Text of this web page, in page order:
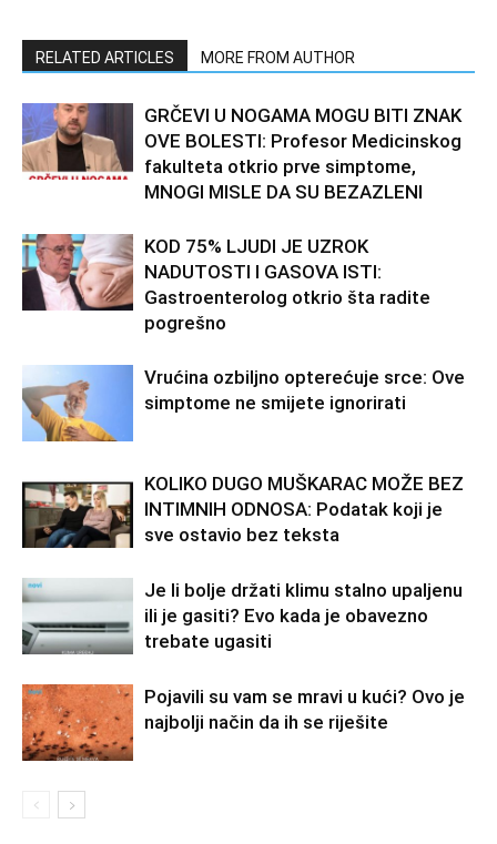
RELATED ARTICLES MORE FROM AUTHOR
GRČEVI U NOGAMA MOGU BITI ZNAK
OVE BOLESTI: Profesor Medicinskog
fakulteta otkrio prve simptome,
MNOGI MISLE DA SU BEZAZLENI
KOD 75% LJUDI JE UZROK
NADUTOSTI I GASOVA ISTI:
Gastroenterolog otkrio šta radite
pogrešno
Vrućina ozbiljno opterećuje srce: Ove
simptome ne smijete ignorirati
KOLIKO DUGO MUŠKARAC MOŽE BEZ
INTIMNIH ODNOSA: Podatak koji je
sve ostavio bez teksta
Je li bolje držati klimu stalno upaljenu
ili je gasiti? Evo kada je obavezno
trebate ugasiti
Pojavili su vam se mravi u kući? Ovo je
najbolji način da ih se riješite